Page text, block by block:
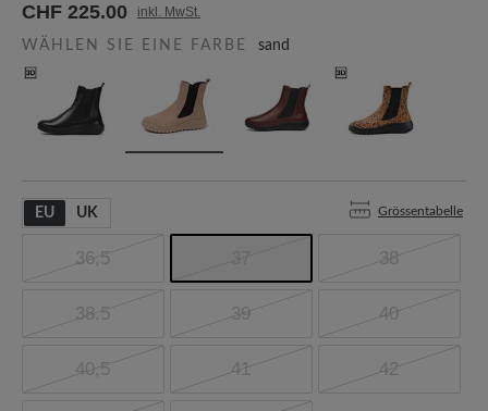
CHF 225.00 inkl. MwSt.
WÄHLEN SIE EINE FARBE sand
EU UK Grössentabelle
36,5 38
38.5 39 40
40,5 41 42